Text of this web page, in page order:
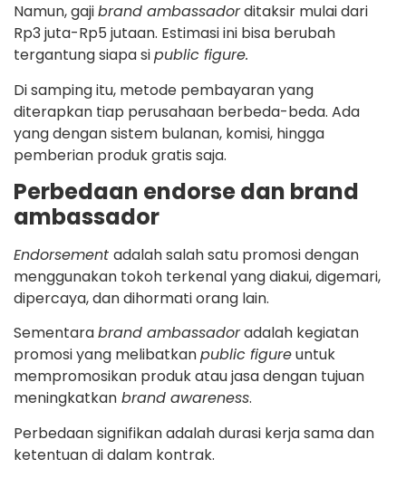
Namun, gajibrand ambassadorditaksir mulai dari
Rp3 juta-Rp5 jutaan. Estimasi ini bisa berubah
tergantung siapa sipublic figure.
Di samping itu, metode pembayaran yang
diterapkan tiap perusahaan berbeda-beda. Ada
yang dengan sistem bulanan, komisi, hingga
pemberian produk gratis saja.
Perbedaan endorse dan brand
ambassador
Endorsement adalah salah satu promosi dengan
menggunakan tokoh terkenal yang diakui, digemari,
dipercaya, dan dihormati orang lain.
Sementarabrand ambassadoradalah kegiatan
promosi yang melibatkanpublic figureuntuk
mempromosikan produk atau jasa dengan tujuan
meningkatkan brand awareness.
Perbedaan signifikan adalah durasi kerja sama dan
ketentuan di dalam kontrak.